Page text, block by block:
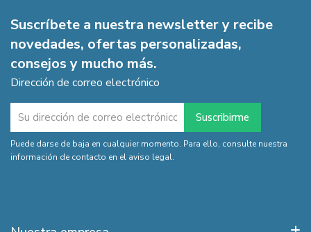
Suscríbete a nuestra newsletter y recibe
novedades, ofertas personalizadas,
consejos y mucho más.
Dirección de correo electrónico
Puede darse de baja en cualquier momento. Para ello, consulte nuestra
información de contacto en el aviso legal.